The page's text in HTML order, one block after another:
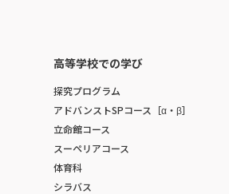
高等学校での学び
探究プログラム
アドバンストSPコース［α・β］
立命館コース
スーペリアコース
体育科
シラバス